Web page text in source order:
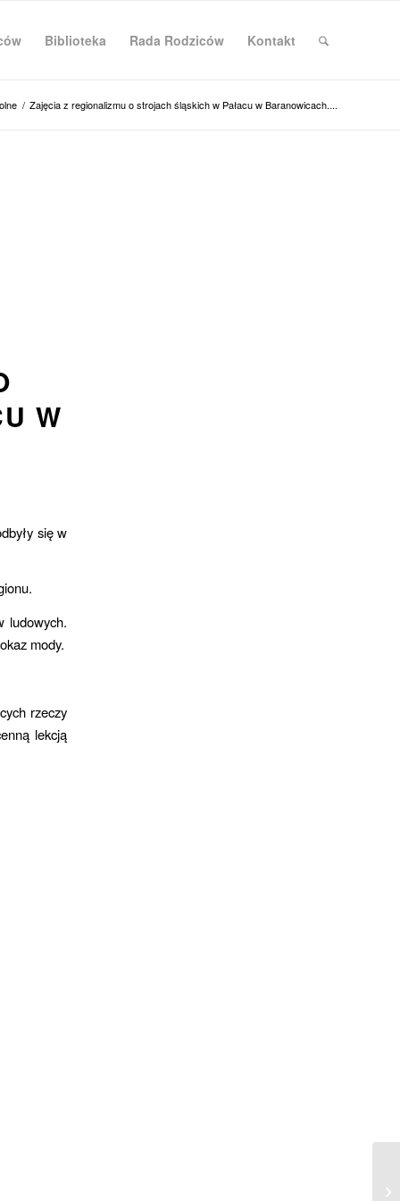
Biblioteka Rada Rodziców Kontakt
/ Zajęcia z regionalizmu o strojach śląskich w Pałacu w Baranowicach....
W
się w
ludowych.
mody.
rzeczy
lekcją